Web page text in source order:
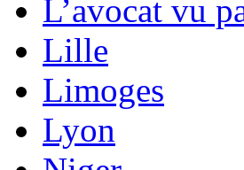
L’avocat vu
Lille
Limoges
Lyon